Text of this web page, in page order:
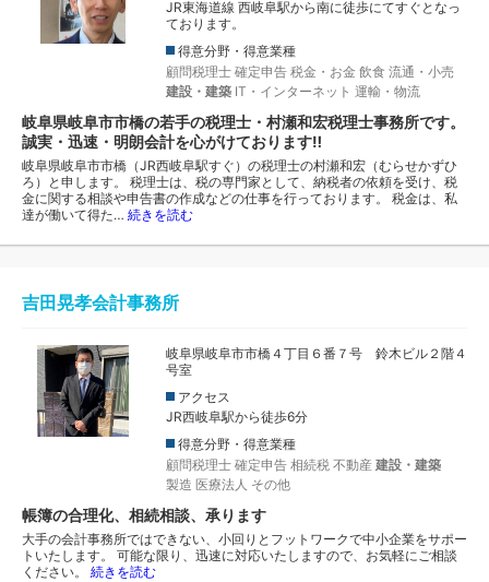
JR東海道線 西岐阜駅から南に徒歩にてすぐとなっ
ております。
得意分野・得意業種
顧問税理士 確定申告 税金・お金 飲食 流通・小売
建設・建築 IT・インターネット 運輸・物流
岐阜県岐阜市市橋の若手の税理士・村瀬和宏税理士事務所です。
誠実・迅速・明朗会計を心がけております‼
岐阜県岐阜市市橋（JR西岐阜駅すぐ）の税理士の村瀬和宏（むらせかずひ
ろ）と申します。 税理士は、税の専門家として、納税者の依頼を受け、税
金に関する相談や申告書の作成などの仕事を行っております。 税金は、私
達が働いて得た… 続きを読む
吉田晃孝会計事務所
岐阜県岐阜市市橋４丁目６番７号 鈴木ビル２階４
号室
アクセス
JR西岐阜駅から徒歩6分
得意分野・得意業種
顧問税理士 確定申告 相続税 不動産 建設・建築
製造 医療法人 その他
帳簿の合理化、相続相談、承ります
大手の会計事務所ではできない、小回りとフットワークで中小企業をサポー
トいたします。 可能な限り、迅速に対応いたしますので、お気軽にご相談
ください。 続きを読む